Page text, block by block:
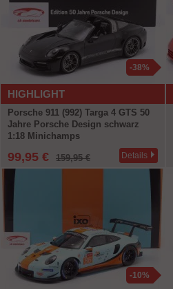
HIGHLIGHT
-38%
Porsche 911 (992) Targa 4 GTS 50
Jahre Porsche Design schwarz
1:18 Minichamps
99,95 € 159,95 € Details
-10%